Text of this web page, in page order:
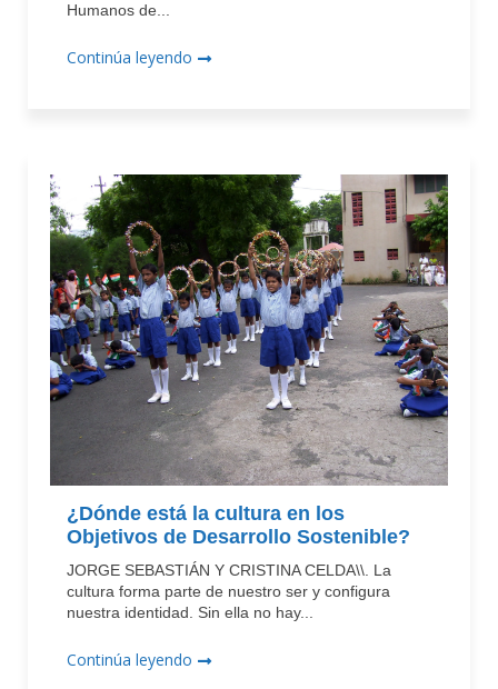
Humanos de...
Continúa leyendo
¿Dónde está la cultura en los
Objetivos de Desarrollo Sostenible?
JORGE SEBASTIÁN Y CRISTINA CELDA\\. La
cultura forma parte de nuestro ser y configura
nuestra identidad. Sin ella no hay...
Continúa leyendo